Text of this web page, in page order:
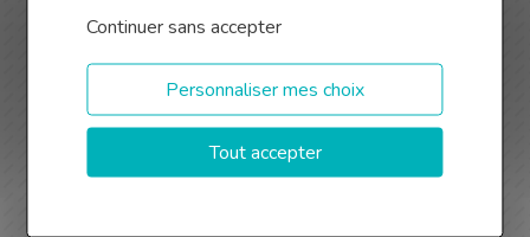
Le prévisionnel financier représente un autre
Dans la majorité des cas, les banques
demandent des projections sur trois ans. Ces
prévisions doivent détailler :
le chiffre d’affaires attendu
Continuer sans accepter
Personnaliser mes choix
Tout accepter